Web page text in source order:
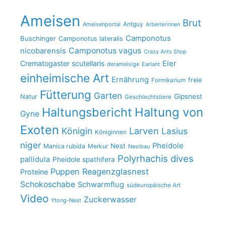
Ameisen Ameisenportal Antguy Arbeiterinnen Brut
Buschinger Camponotus lateralis Camponotus
nicobarensis Camponotus vagus Crazy Ants Shop
Crematogaster scutellaris derameisige Earlant Eier
einheimische Art Ernährung Formikarium freie
Natur Fütterung Garten Geschlechtstiere Gipsnest
Gyne Haltungsbericht Haltung von
Exoten Königin Königinnen Larven Lasius
niger Manica rubida Merkur Nest Nestbau Pheidole
pallidula Pheidole spathifera Polyrhachis dives
Proteine Puppen Reagenzglasnest
Schokoschabe Schwarmflug südeuropäische Art
Video Ytong-Nest Zuckerwasser